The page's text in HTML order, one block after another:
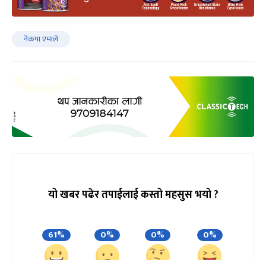
नेकपा एमाले
यो खबर पढेर तपाईलाई कस्तो महसुस भयो ?
61% 0% 0% 0%